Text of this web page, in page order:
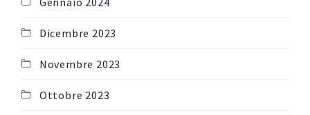
Dicembre 2023
Novembre 2023
Ottobre 2023